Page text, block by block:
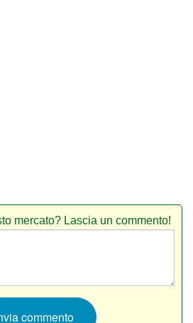
mercato? Lascia un commento!